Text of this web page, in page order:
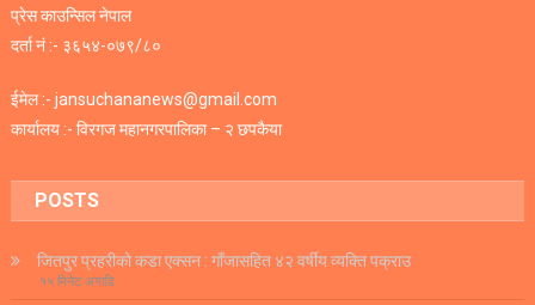
प्रेस काउन्सिल नेपाल
दर्ता नं :- ३६५४-०७९/८०
ईमेल :- jansuchananews@gmail.com
कार्यालय :- विरगज महानगरपालिका – २ छपकैया
POSTS
जितपुर प्रहरीको कडा एक्सन : गाँजासहित ४२ वर्षीय व्यक्ति पक्राउ
१५ मिनेट अगाडि